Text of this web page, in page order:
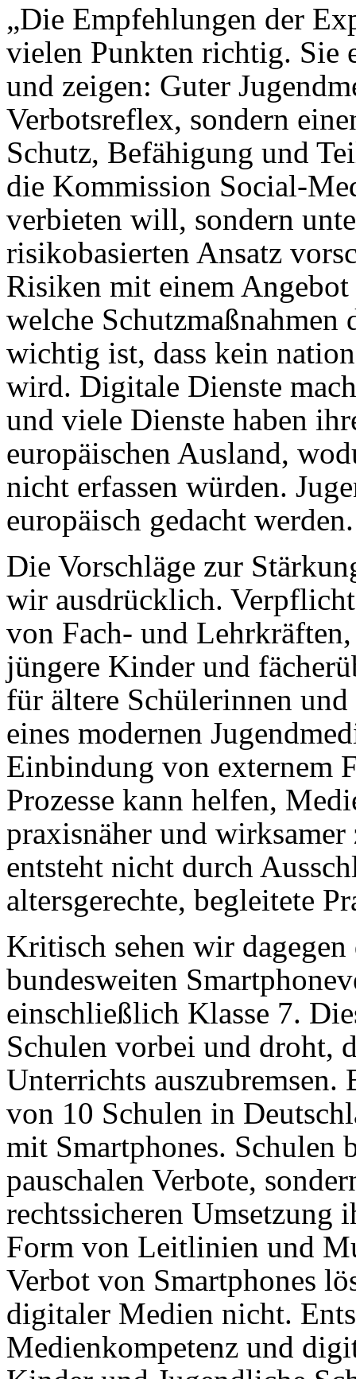
„Die Empfehlungen der
vielen Punkten richtig. Sie
und zeigen: Guter
Verbotsreflex, sondern
Schutz, Befähigung und
die Kommission Social-
verbieten will, sondern
risikobasierten Ansatz
Risiken mit einem
welche
wichtig ist, dass kein
wird. Digitale Dienste
und viele Dienste haben
europäischen Ausland,
nicht erfassen würden.
europäisch gedacht werden.
Die Vorschläge zur
wir ausdrücklich.
von Fach- und
jüngere Kinder und
für ältere Schülerinnen
eines modernen
Einbindung von externem
Prozesse kann helfen,
praxisnäher und
entsteht nicht durch
altersgerechte, begleitete
Kritisch sehen wir
bundesweiten
einschließlich Klasse 7.
Schulen vorbei und droht,
Unterrichts auszubremsen.
von 10 Schulen in
mit Smartphones. Schulen
pauschalen Verbote,
rechtssicheren Umsetzung
Form von Leitlinien und
Verbot von Smartphones
digitaler Medien nicht.
Medienkompetenz und